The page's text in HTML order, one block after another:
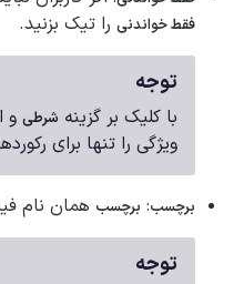
فقط خواندنی را تیک بزنید.
توجه
با کلیک بر گزینه شرطی و
ویژگی را تنها برای
برچسب: برچسب همان نام
توجه